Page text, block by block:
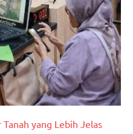
yang Lebih Jelas